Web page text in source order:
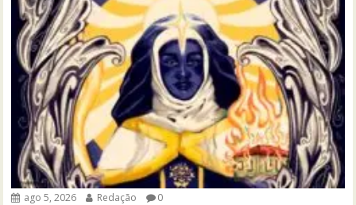
ago 5, 2026 Redação 0